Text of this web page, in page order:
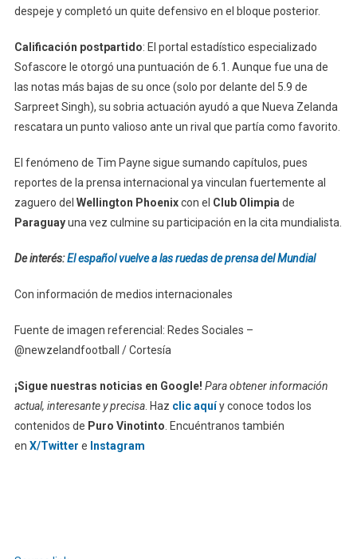
despeje y completó un quite defensivo en el bloque posterior.
Calificación postpartido: El portal estadístico especializado
Sofascore le otorgó una puntuación de 6.1. Aunque fue una de
las notas más bajas de su once (solo por delante del 5.9 de
Sarpreet Singh), su sobria actuación ayudó a que Nueva Zelanda
rescatara un punto valioso ante un rival que partía como favorito.
El fenómeno de Tim Payne sigue sumando capítulos, pues
reportes de la prensa internacional ya vinculan fuertemente al
zaguero del Wellington Phoenixcon el Club Olimpia de
Paraguayuna vez culmine su participación en la cita mundialista.
De interés:El español vuelve a las ruedas de prensa del Mundial
Con información de medios internacionales
Fuente de imagen referencial: Redes Sociales –
@newzelandfootball / Cortesía
¡Sigue nuestras noticias en Google! Para obtener información
actual, interesante y precisa. Haz clic aquíy conoce todos los
contenidos de Puro Vinotinto . Encuéntranos también
en X/Twitter e Instagram